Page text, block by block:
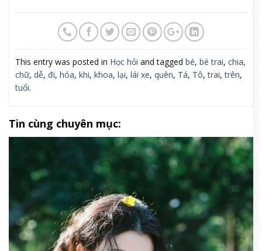
This entry was posted in Học hỏi and tagged bé, bé trai, chia,
chữ, dễ, đi, hóa, khi, khoa, lại, lái xe, quên, Tá, Tô,trai,trên,
tuổi.
Tin cùng chuyên mục: